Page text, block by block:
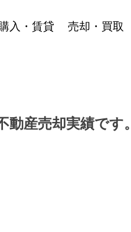
入・賃貸 売却・買取
産売却実績です。